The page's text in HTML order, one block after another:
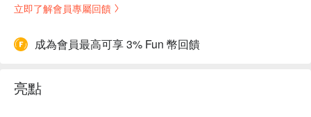
立即了解會員專屬回饋
成為會員最高可享 3% Fun 幣回饋
亮點